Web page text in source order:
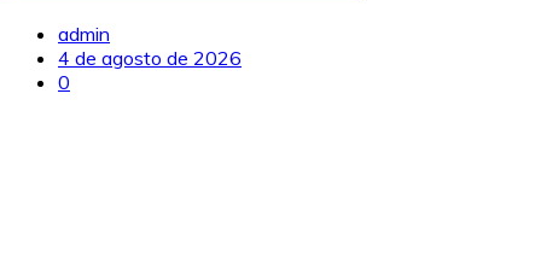
admin
4 de agosto de 2026
0